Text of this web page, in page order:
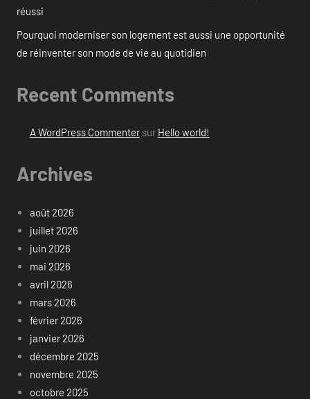
réussi
Pourquoi moderniser son logement est aussi une opportunité
de réinventer son mode de vie au quotidien
Recent Comments
A WordPress Commentersur Hello world!
Archives
août 2026
juillet 2026
juin 2026
mai 2026
avril 2026
mars 2026
février 2026
janvier 2026
décembre 2025
novembre 2025
octobre 2025